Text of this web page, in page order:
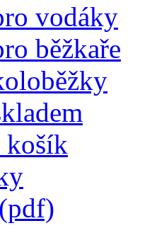
vodáky
běžkaře
košík